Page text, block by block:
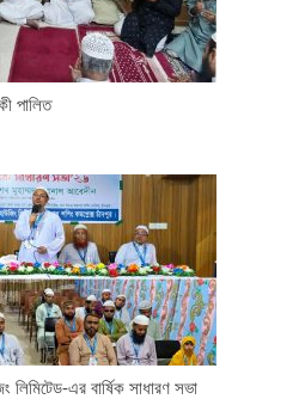
পালিত
লিমিটেড-এর বার্ষিক সাধারণ সভা